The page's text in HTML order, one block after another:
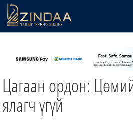
ТВ8
ӨГЛӨӨНИЙ СОНИН
АУДИО ЗОХИОЛ
ЗИНДАА СЭТГҮҮЛ
Цагаан ордон:
ялагч үгүй